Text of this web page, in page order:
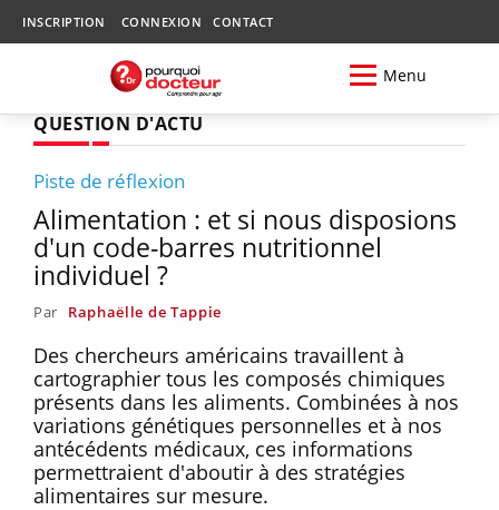
INSCRIPTION CONNEXION CONTACT
Menu
QUESTION D'ACTU
Piste de réflexion
Alimentation : et si nous disposions
d'un code-barres nutritionnel
individuel ?
Par Raphaëlle de Tappie
Des chercheurs américains travaillent à
cartographier tous les composés chimiques
présents dans les aliments. Combinées à nos
variations génétiques personnelles et à nos
antécédents médicaux, ces informations
permettraient d'aboutir à des stratégies
alimentaires sur mesure.